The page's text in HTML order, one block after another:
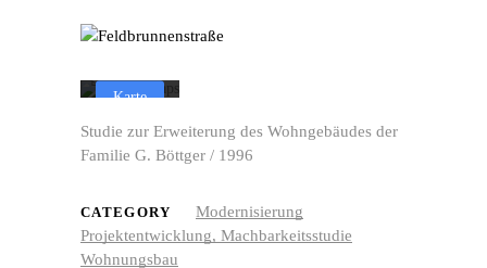
von Google.
Karte
entsperren
Studie zur Erweiterung des Wohngebäudes der
Familie G. Böttger / 1996
CATEGORY
Modernisierung
Projektentwicklung, Machbarkeitsstudie
Wohnungsbau